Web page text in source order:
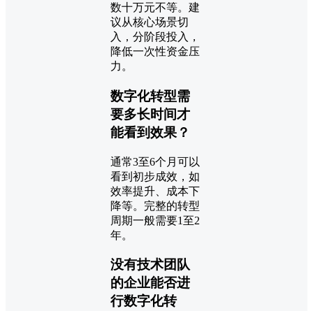
数十万元不等。建
议从核心场景切
入，分阶段投入，
降低一次性资金压
力。
数字化转型需
要多长时间才
能看到效果？
通常3至6个月可以
看到初步成效，如
效率提升、成本下
降等。完整的转型
周期一般需要1至2
年。
没有技术团队
的企业能否进
行数字化转